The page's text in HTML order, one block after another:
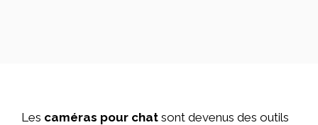
Les caméras pour chat sont devenus des outils